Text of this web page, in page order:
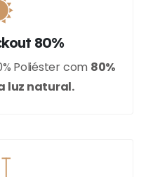
80%
Poliéster com 80%
luz natural.